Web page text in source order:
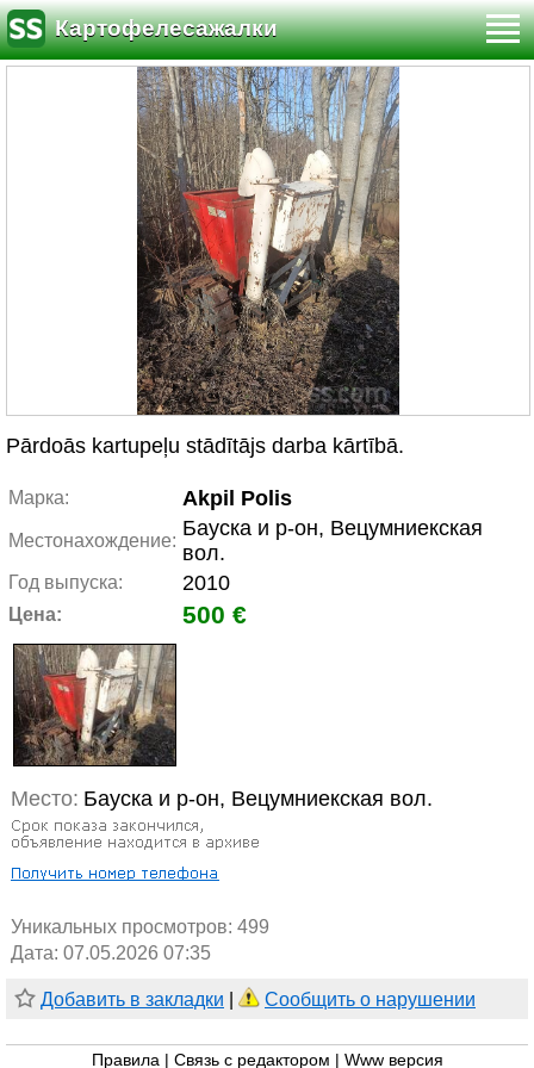
Картофелесажалки
Pārdoās kartupeļu stādītājs darba kārtībā.
Марка: Akpil Polis
Местонахождение:
Бауска и р-он, Вецумниекская
вол.
Год выпуска: 2010
Цена: 500 €
Место: Бауска и р-он, Вецумниекская вол.
Уникальных просмотров: 499
Дата: 07.05.2026 07:35
Добавить в закладки Сообщить о нарушении
Правила Связь с редактором Www версия